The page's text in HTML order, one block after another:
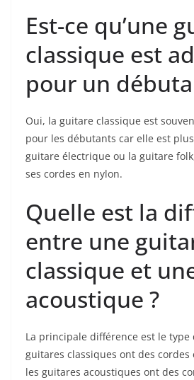
Est-ce ⁢qu’une
classique est
pour un
Oui, la guitare⁤ classique est
pour les débutants car elle‍ est
guitare électrique⁣ ou la guitare
ses cordes en ⁤nylon.
Quelle est la
entre une
classique et
acoustique​ ?
La principale différence est le type
guitares classiques ont des
les guitares acoustiques ont des